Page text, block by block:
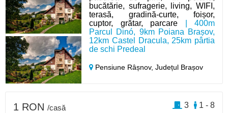
bucătărie, sufragerie, living, WIFI,
terasă, gradină-curte, foișor,
cuptor, grătar, parcare | 400m
Parcul Dinó, 9km Poiana Brașov,
12km Castel Dracula, 25km pârtia
de schi Predeal
Pensiune Râșnov,Județul Brașov
1 RON /casă 1 - 8
3